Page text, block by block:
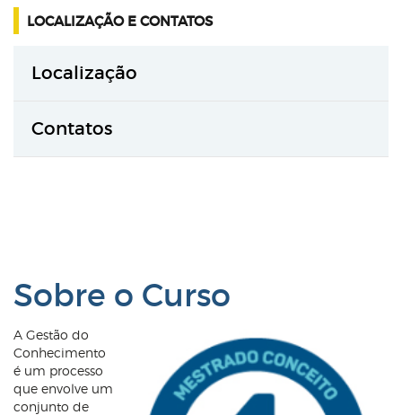
LOCALIZAÇÃO E CONTATOS
Localização
Contatos
Sobre o Curso
A Gestão do
Conhecimento
é um processo
que envolve um
conjunto de